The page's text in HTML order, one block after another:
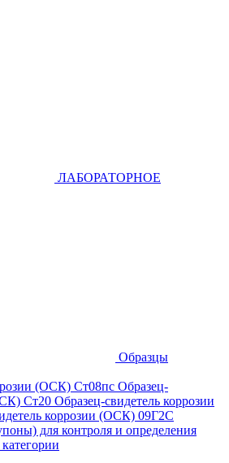
ЛАБОРАТОРНОЕ
Образцы
(ОСК) Ст08пс Образец-
Ст20 Образец-свидетель коррозии
коррозии (ОСК) 09Г2С
для контроля и определения